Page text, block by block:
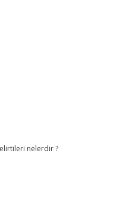
nelerdir ?